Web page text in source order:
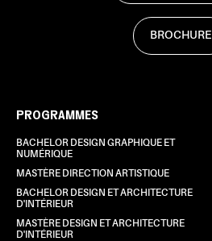
BROCHURE
PROGRAMMES
BACHELOR DESIGN GRAPHIQUE ET
NUMÉRIQUE
MASTÈRE DIRECTION ARTISTIQUE
BACHELOR DESIGN ET ARCHITECTURE
D'INTÉRIEUR
MASTÈRE DESIGN ET ARCHITECTURE
D'INTÉRIEUR